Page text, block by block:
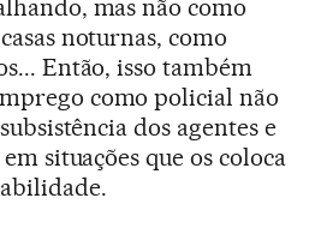
mas não como
noturnas, como
Então, isso também
como policial não
dos agentes e
situações que os coloca